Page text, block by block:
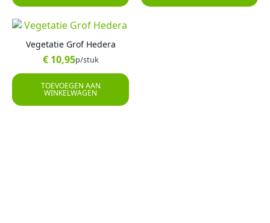
Vegetatie Grof Hedera
€10,95p/stuk
TOEVOEGEN AAN
WINKELWAGEN